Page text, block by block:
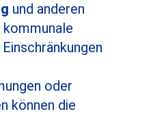
und anderen
kommunale
oder
können die